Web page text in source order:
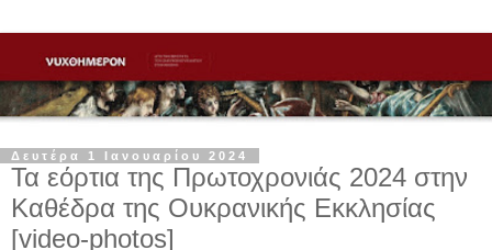
Δευτέρα 1 Ιανουαρίου 2024
Τα εόρτια της Πρωτοχρονιάς 2024 στην
Καθέδρα της Ουκρανικής Εκκλησίας
[video-photos]